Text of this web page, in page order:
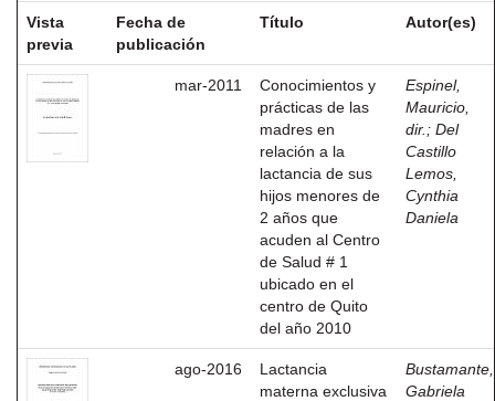
Vista
previa
Fecha de
publicación
Título Autor(es)
mar-2011
Conocimientos y
prácticas de las
madres en
relación a la
lactancia de sus
hijos menores de
2 años que
acuden al Centro
de Salud # 1
ubicado en el
centro de Quito
del año 2010
Espinel,
Mauricio,
dir. ; Del
Castillo
Lemos,
Cynthia
Daniela
ago-2016
Lactancia
materna exclusiva
Bustamante,
Gabriela